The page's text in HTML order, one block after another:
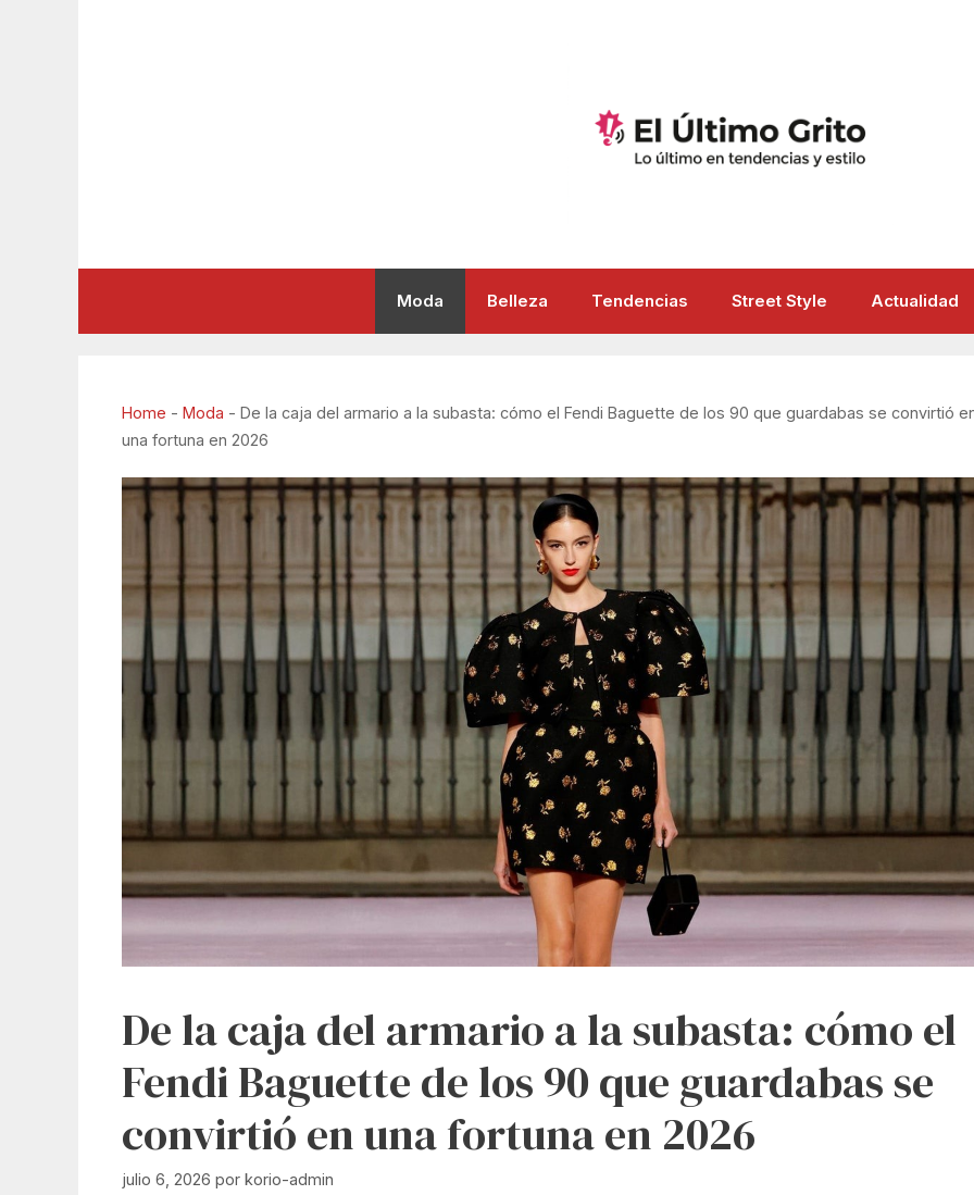
Moda Belleza Tendencias Street Style Actualidad
Home - Moda - De la caja del armario a la subasta: cómo el Fendi Baguette de los 90 que guardabas se convirtió
una fortuna en 2026
De la caja del armario a la subasta: cómo el
Fendi Baguette de los 90 que guardabas se
convirtió en una fortuna en 2026
julio 6, 2026 por korio-admin